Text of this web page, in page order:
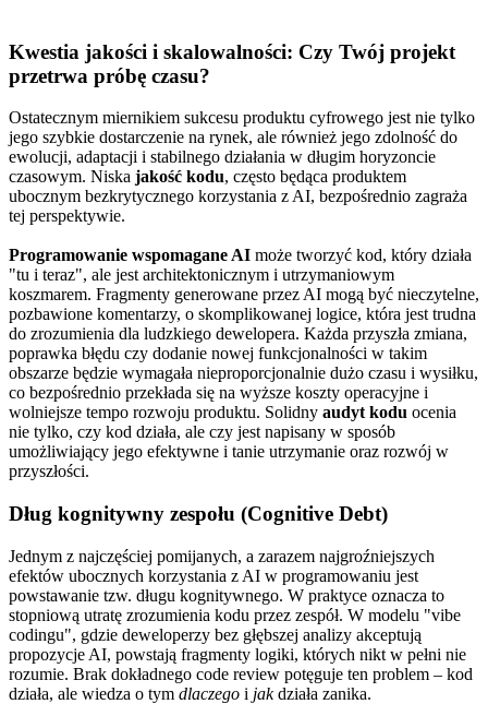
Kwestia jakości i skalowalności: Czy Twój projekt
przetrwa próbę czasu?
Ostatecznym miernikiem sukcesu produktu cyfrowego jest nie tylko
jego szybkie dostarczenie na rynek, ale również jego zdolność do
ewolucji, adaptacji i stabilnego działania w długim horyzoncie
czasowym. Niska jakość kodu, często będąca produktem
ubocznym bezkrytycznego korzystania z AI, bezpośrednio zagraża
tej perspektywie.
Programowanie wspomagane AI może tworzyć kod, który działa
"tu i teraz", ale jest architektonicznym i utrzymaniowym
koszmarem. Fragmenty generowane przez AI mogą być nieczytelne,
pozbawione komentarzy, o skomplikowanej logice, która jest trudna
do zrozumienia dla ludzkiego dewelopera. Każda przyszła zmiana,
poprawka błędu czy dodanie nowej funkcjonalności w takim
obszarze będzie wymagała nieproporcjonalnie dużo czasu i wysiłku,
co bezpośrednio przekłada się na wyższe koszty operacyjne i
wolniejsze tempo rozwoju produktu. Solidny audyt kodu ocenia
nie tylko, czy kod działa, ale czy jest napisany w sposób
umożliwiający jego efektywne i tanie utrzymanie oraz rozwój w
przyszłości.
Dług kognitywny zespołu (Cognitive Debt)
Jednym z najczęściej pomijanych, a zarazem najgroźniejszych
efektów ubocznych korzystania z AI w programowaniu jest
powstawanie tzw. długu kognitywnego. W praktyce oznacza to
stopniową utratę zrozumienia kodu przez zespół. W modelu "vibe
codingu", gdzie deweloperzy bez głębszej analizy akceptują
propozycje AI, powstają fragmenty logiki, których nikt w pełni nie
rozumie. Brak dokładnego code review potęguje ten problem – kod
działa, ale wiedza o tym dlaczego i jakdziała zanika.